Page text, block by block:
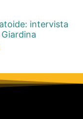
intervista